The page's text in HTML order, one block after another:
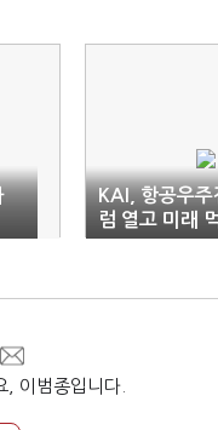
KAI, 항공우주
럼 열고 미래
의
, 이범종입니다.